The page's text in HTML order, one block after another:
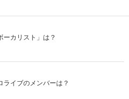
ーカリスト」は？
ライブのメンバーは？